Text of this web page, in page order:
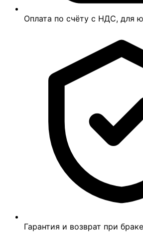
Оплата по счёту с НДС, для
Гарантия и возврат при браке